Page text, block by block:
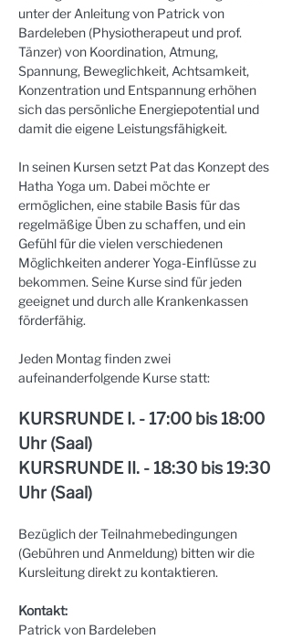
unter der Anleitung von Patrick von
Bardeleben (Physiotherapeut und prof.
Tänzer) von Koordination, Atmung,
Spannung, Beweglichkeit, Achtsamkeit,
Konzentration und Entspannung erhöhen
sich das persönliche Energiepotential und
damit die eigene Leistungsfähigkeit.
In seinen Kursen setzt Pat das Konzept des
Hatha Yoga um. Dabei möchte er
ermöglichen, eine stabile Basis für das
regelmäßige Üben zu schaffen, und ein
Gefühl für die vielen verschiedenen
Möglichkeiten anderer Yoga-Einflüsse zu
bekommen. Seine Kurse sind für jeden
geeignet und durch alle Krankenkassen
förderfähig.
Jeden Montag finden zwei
aufeinanderfolgende Kurse statt:
KURSRUNDE I. - 17:00 bis 18:00
Uhr (Saal)
KURSRUNDE II. - 18:30 bis 19:30
Uhr (Saal)
Bezüglich der Teilnahmebedingungen
(Gebühren und Anmeldung) bitten wir die
Kursleitung direkt zu kontaktieren.
Kontakt:
Patrick von Bardeleben